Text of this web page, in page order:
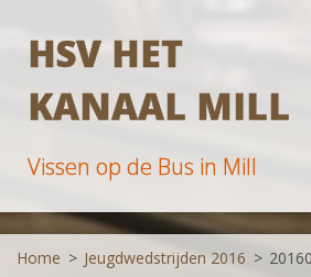
HSV HET
KANAAL MILL
Vissen op de Bus in Mill
Home > Jeugdwedstrijden 2016 >